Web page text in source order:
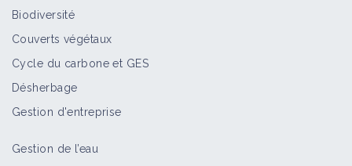
Biodiversité
Couverts végétaux
Cycle du carbone et GES
Désherbage
Gestion d'entreprise
Gestion de l’eau